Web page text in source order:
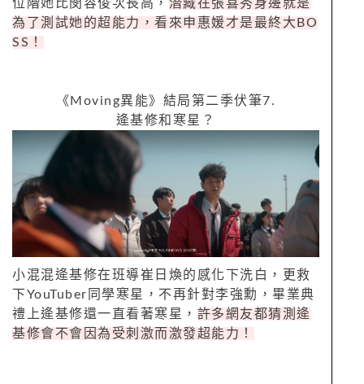
位階她比閔容俊次長高， 潛藏在張喜秀身邊就是
為了測試她的超能力，看來申惠媛才是最終大 BO
SS ！
《 Moving異能》結局第二季伏筆7.
逄基修和寒星？
小混混逄基修在班導崔日煥的感化下洗白，更救
下YouTuber 同學寒星，不再針對李強勳，畢業典
禮上逄基修還一直看著寒星， 許多網友都猜測逄
基修會不會因為受刺激而激發超能力！